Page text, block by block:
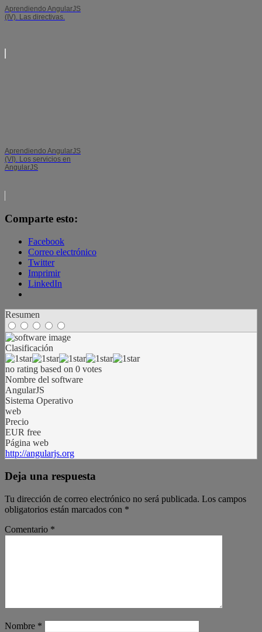
Aprendiendo AngularJS
(IV). Las directivas.
Aprendiendo AngularJS
(VI). Los servicios en
AngularJS
Comparte esto:
Facebook
Correo electrónico
Twitter
Imprimir
LinkedIn
Resumen
Clasificación
no rating based on 0 votes
Nombre del software
AngularJS
Sistema Operativo
web
Precio
EUR free
Página web
http://angularjs.org
Deja una respuesta
Tu dirección de correo electrónico no será publicada. Los campos
obligatorios están marcados con *
Comentario *
Nombre *